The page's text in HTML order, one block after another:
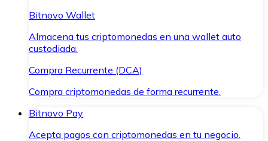
Bitnovo Wallet
Almacena tus criptomonedas en una wallet auto
custodiada.
Compra Recurrente (DCA)
Compra criptomonedas de forma recurrente.
Bitnovo Pay
Acepta pagos con criptomonedas en tu negocio.